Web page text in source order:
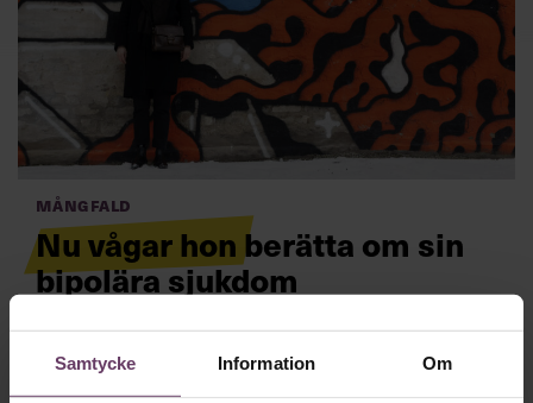
Samtycke Information Om
Logga in
Villkor och policy för
personuppgiftsbehandling
Sök
efter:
Mångfald
Nu vågar hon berätta om sin
bipolära sjukdom
Hela sitt liv hade hon brottats med svåra depressioner.
Först nu vågar Sara Jarmakowski Svanbom berätta
öppet att hon har bipolär sjukdom.